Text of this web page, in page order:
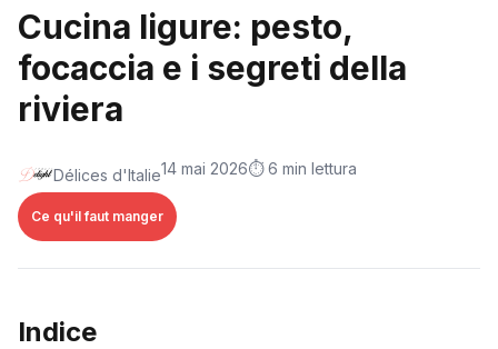
Cucina ligure: pesto,
focaccia e i segreti della
riviera
Délices d'Italie14 mai 2026⏱️ 6 min lettura
Ce qu'il faut manger
Indice